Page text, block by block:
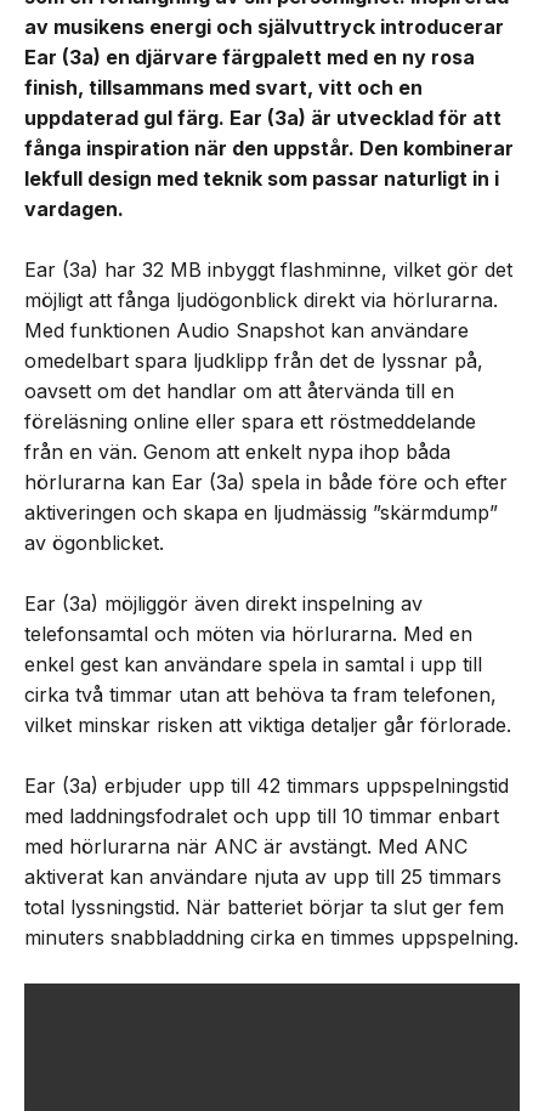
av musikens energi och självuttryck introducerar
Ear (3a) en djärvare färgpalett med en ny rosa
finish, tillsammans med svart, vitt och en
uppdaterad gul färg. Ear (3a) är utvecklad för att
fånga inspiration när den uppstår. Den kombinerar
lekfull design med teknik som passar naturligt in i
vardagen.
Ear (3a) har 32 MB inbyggt flashminne, vilket gör det
möjligt att fånga ljudögonblick direkt via hörlurarna.
Med funktionen Audio Snapshot kan användare
omedelbart spara ljudklipp från det de lyssnar på,
oavsett om det handlar om att återvända till en
föreläsning online eller spara ett röstmeddelande
från en vän. Genom att enkelt nypa ihop båda
hörlurarna kan Ear (3a) spela in både före och efter
aktiveringen och skapa en ljudmässig ”skärmdump”
av ögonblicket.
Ear (3a) möjliggör även direkt inspelning av
telefonsamtal och möten via hörlurarna. Med en
enkel gest kan användare spela in samtal i upp till
cirka två timmar utan att behöva ta fram telefonen,
vilket minskar risken att viktiga detaljer går förlorade.
Ear (3a) erbjuder upp till 42 timmars uppspelningstid
med laddningsfodralet och upp till 10 timmar enbart
med hörlurarna när ANC är avstängt. Med ANC
aktiverat kan användare njuta av upp till 25 timmars
total lyssningstid. När batteriet börjar ta slut ger fem
minuters snabbladdning cirka en timmes uppspelning.